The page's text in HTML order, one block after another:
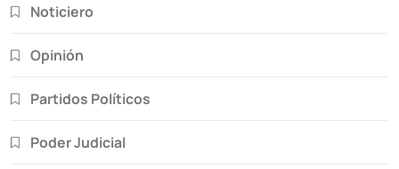
Noticiero
Opinión
Partidos Políticos
Poder Judicial